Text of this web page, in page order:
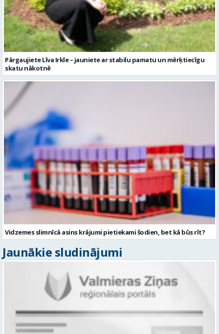
Pārgaujiete Līva Irkle – jauniete ar stabilu pamatu un mērķtiecīgu
skatu nākotnē
Vidzemes slimnīcā asins krājumi pietiekami šodien, bet kā būs rīt?
Jaunākie sludinājumi